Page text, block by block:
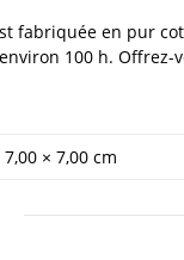
fabriquée en pur
100 h.
7,00 × 7,00 cm